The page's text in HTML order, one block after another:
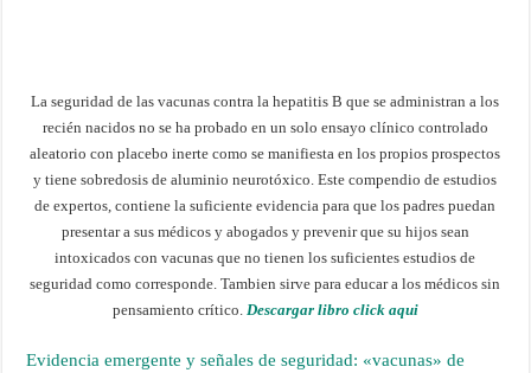
La seguridad de las vacunas contra la hepatitis B que se administran a los
recién nacidos no se ha probado en un solo ensayo clínico controlado
aleatorio con placebo inerte como se manifiesta en los propios prospectos
y tiene sobredosis de aluminio neurotóxico. Este compendio de estudios
de expertos, contiene la suficiente evidencia para que los padres puedan
presentar a sus médicos y abogados y prevenir que su hijos sean
intoxicados con vacunas que no tienen los suficientes estudios de
seguridad como corresponde. Tambien sirve para educar a los médicos sin
pensamiento crítico. Descargar libro click aqui
Evidencia emergente y señales de seguridad: «vacunas» de